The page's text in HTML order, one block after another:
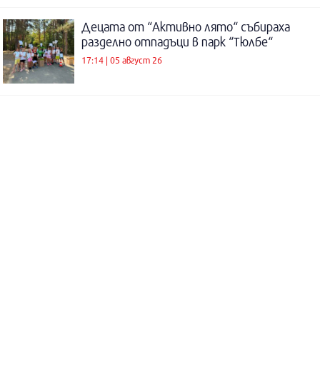
Децата от “Активно лято“ събираха
разделно отпадъци в парк “Тюлбе“
17:14 | 05 август 26